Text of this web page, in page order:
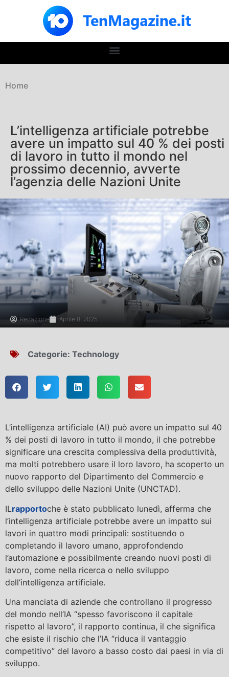
Home
L’intelligenza artificiale potrebbe
avere un impatto sul 40 % dei posti
di lavoro in tutto il mondo nel
prossimo decennio, avverte
l’agenzia delle Nazioni Unite
Redazione Aprile 8, 2025
Categorie: Technology
L’intelligenza artificiale (AI) può avere un impatto sul 40
% dei posti di lavoro in tutto il mondo, il che potrebbe
significare una crescita complessiva della produttività,
ma molti potrebbero usare il loro lavoro, ha scoperto un
nuovo rapporto del Dipartimento del Commercio e
dello sviluppo delle Nazioni Unite (UNCTAD).
ILrapportoche è stato pubblicato lunedì, afferma che
l’intelligenza artificiale potrebbe avere un impatto sui
lavori in quattro modi principali: sostituendo o
completando il lavoro umano, approfondendo
l’automazione e possibilmente creando nuovi posti di
lavoro, come nella ricerca o nello sviluppo
dell’intelligenza artificiale.
Una manciata di aziende che controllano il progresso
del mondo nell’IA “spesso favoriscono il capitale
rispetto al lavoro”, il rapporto continua, il che significa
che esiste il rischio che l’IA “riduca il vantaggio
competitivo” del lavoro a basso costo dai paesi in via di
sviluppo.